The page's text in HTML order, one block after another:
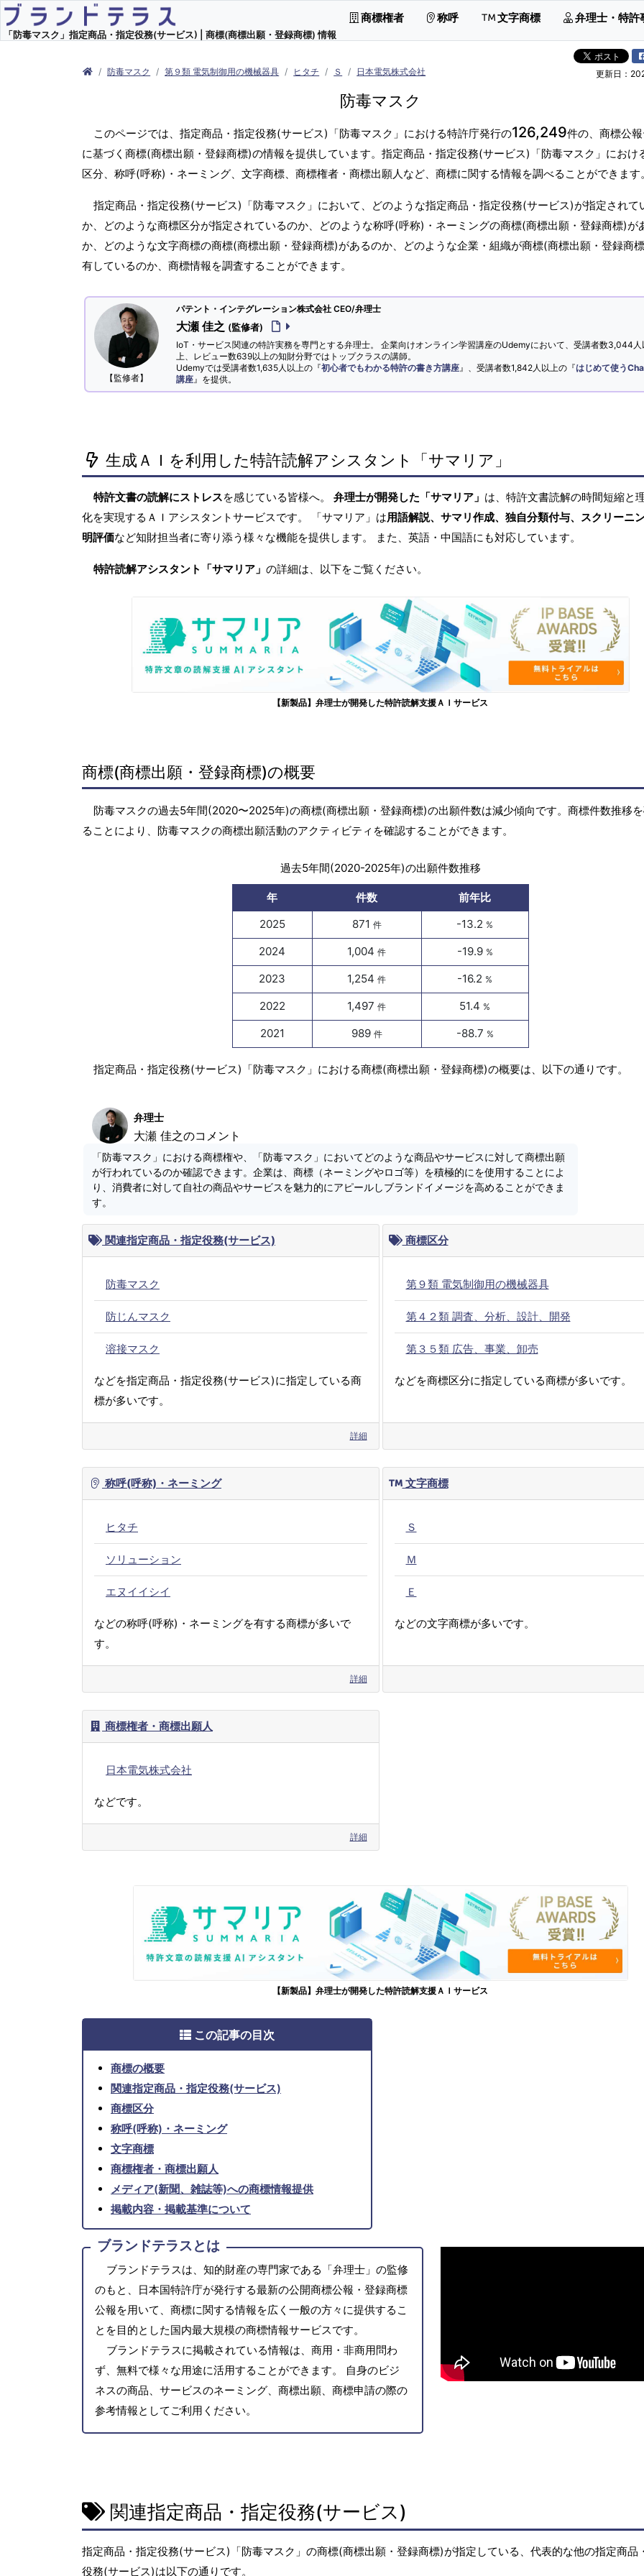
「防毒マスク」指定商品・指定役務(サービス) | 商標(商標出願・登録商標) 情報
商標権者 称呼 文字商標 弁理士・特許
防毒マスク 第９類 電気制御用の機械器具 ヒタチ Ｓ 日本電気株式会社 更新日：
防毒マスク
このページでは、指定商品・指定役務(サービス)「防毒マスク」における特許庁発行の126,249件の、商標公
に基づく商標(商標出願・登録商標)の情報を提供しています。指定商品・指定役務(サービス)「防毒マスク」におけ
区分、称呼(呼称)・ネーミング、文字商標、商標権者・商標出願人など、商標に関する情報を調べることができます
指定商品・指定役務(サービス)「防毒マスク」において、どのような指定商品・指定役務(サービス)が指定されて
か、どのような商標区分が指定されているのか、どのような称呼(呼称)・ネーミングの商標(商標出願・登録商標)が
か、どのような文字商標の商標(商標出願・登録商標)があるのか、どのような企業・組織が商標(商標出願・登録商
有しているのか、商標情報を調査することができます。
【監修者】
パテント・インテグレーション株式会社 CEO/弁理士
大瀬 佳之 (監修者)
IoT・サービス関連の特許実務を専門とする弁理士。 企業向けオンライン学習講座のUdemyにおいて、受講者数3,044人
上、レビュー数639以上の知財分野ではトップクラスの講師。
Udemyでは受講者数1,635人以上の『初心者でもわかる特許の書き方講座 』、受講者数1,842人以上の『はじめて使う
講座 』を提供。
生成ＡＩを利用した特許読解アシスタント「サマリア」
特許文書の読解にストレスを感じている皆様へ。 弁理士が開発した「サマリア」 は、特許文書読解の時間短縮と
化を実現するＡＩアシスタントサービスです。 「サマリア」は用語解説、サマリ作成、独自分類付与、スクリーニ
明評価など知財担当者に寄り添う様々な機能を提供します。 また、英語・中国語にも対応しています。
特許読解アシスタント「サマリア」 の詳細は、以下をご覧ください。
【新製品】弁理士が開発した特許読解支援ＡＩサービス
商標(商標出願・登録商標)の概要
防毒マスクの過去5年間(2020〜2025年)の商標(商標出願・登録商標)の出願件数は減少傾向です。商標件数推移
ることにより、防毒マスクの商標出願活動のアクティビティを確認することができます。
過去5年間(2020-2025年)の出願件数推移
年 件数
前年比
2025
871 件 -13.2 %
2024 1,004件 -19.9 %
2023 1,254件 -16.2 %
2022 1,497件 51.4 %
2021 989 件 -88.7 %
指定商品・指定役務(サービス)「防毒マスク」における商標(商標出願・登録商標)の概要は、以下の通りです。
弁理士
大瀬 佳之のコメント
「防毒マスク」における商標権や、「防毒マスク」においてどのような商品やサービスに対して商標出願
が行われているのか確認できます。企業は、商標（ネーミングやロゴ等）を積極的にを使用することによ
り、消費者に対して自社の商品やサービスを魅力的にアピールしブランドイメージを高めることができま
す。
関連指定商品・指定役務(サービス)
防毒マスク
防じんマスク
溶接マスク
などを指定商品・指定役務(サービス)に指定している商
標が多いです。
詳細
商標区分
第９類 電気制御用の機械器具
第４２類 調査、分析、設計、開発
第３５類 広告、事業、卸売
などを商標区分に指定している商標が多いです。
称呼(呼称)・ネーミング
ヒタチ
ソリューション
エヌイイシイ
などの称呼(呼称)・ネーミングを有する商標が多いで
す。
詳細
文字商標
Ｓ
Ｍ
Ｅ
などの文字商標が多いです。
商標権者・商標出願人
日本電気株式会社
などです。
詳細
【新製品】弁理士が開発した特許読解支援ＡＩサービス
この記事の目次
商標の概要
関連指定商品・指定役務(サービス)
商標区分
称呼(呼称)・ネーミング
文字商標
商標権者・商標出願人
メディア(新聞、雑誌等)への商標情報提供
掲載内容・掲載基準について
ブランドテラスとは
ブランドテラスは、知的財産の専門家である「弁理士」の監修
のもと、日本国特許庁が発行する最新の公開商標公報・登録商標
公報を用いて、商標に関する情報を広く一般の方々に提供するこ
とを目的とした国内最大規模の商標情報サービスです。
ブランドテラスに掲載されている情報は、商用・非商用問わ
ず、無料で様々な用途に活用することができます。 自身のビジ
ネスの商品、サービスのネーミング、商標出願、商標申請の際の
参考情報としてご利用ください。
関連指定商品・指定役務(サービス)
指定商品・指定役務(サービス)「防毒マスク」の商標(商標出願・登録商標)が指定している、代表的な他の指定商品
役務(サービス)は以下の通りです。